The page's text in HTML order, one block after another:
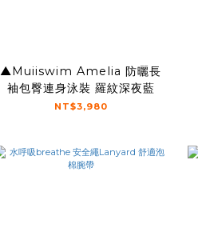
▲Muiiswim Amelia 防曬長
袖包臀連身泳裝 羅紋深夜藍
NT$3,980